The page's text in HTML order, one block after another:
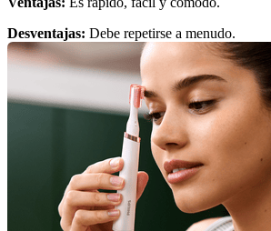
Desventajas: Debe repetirse a menudo.